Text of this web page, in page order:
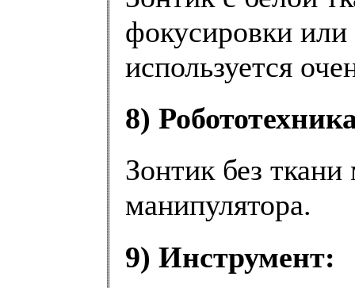
фокусировки или
используется
8)
Зонтик без ткани
манипулятора.
9) Инструмент: